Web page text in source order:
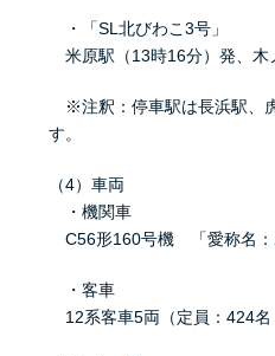
・「SL北びわこ3号」
米原駅（13時16分）発、木
※注釈：停車駅は長浜駅、
す。
（4）車両
・機関車
C56形160号機 「愛称名：
・客車
12系客車5両（定員：424名